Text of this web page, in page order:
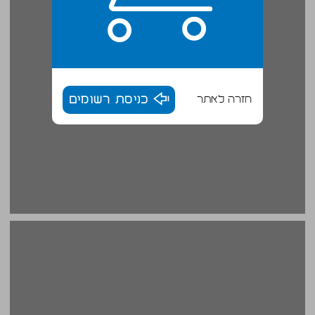
חזרה לאתר כניסת רשומים